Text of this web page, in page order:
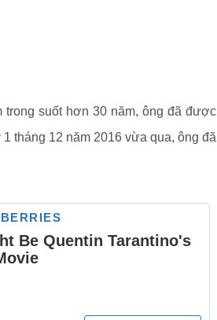
trong suốt hơn 30 năm, ông đã được
tháng 12 năm 2016 vừa qua, ông đã